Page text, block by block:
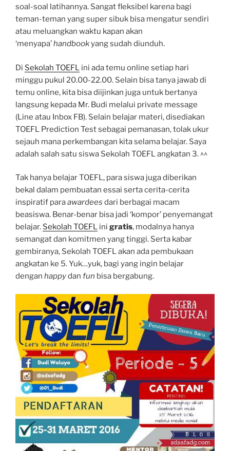
soal-soal latihannya. Sangat fleksibel karena bagi
teman-teman yang super sibuk bisa mengatur sendiri
atau meluangkan waktu kapan akan
‘menyapa’handbookyang sudah diunduh.
Di Sekolah TOEFL ini ada temu online setiap hari
minggu pukul 20.00-22.00. Selain bisa tanya jawab di
temu online, kita bisa diijinkan juga untuk bertanya
langsung kepada Mr. Budi melalui private message
(Line atau Inbox FB). Selain belajar materi, disediakan
TOEFL Prediction Test sebagai pemanasan, tolak ukur
sejauh mana perkembangan kita selama belajar. Saya
adalah salah satu siswa Sekolah TOEFL angkatan 3. ^^
Tak hanya belajar TOEFL, para siswa juga diberikan
bekal dalam pembuatan essai serta cerita-cerita
inspiratif paraawardees dari berbagai macam
beasiswa. Benar-benar bisa jadi ‘kompor’ penyemangat
belajar. Sekolah TOEFL ini gratis, modalnya hanya
semangat dan komitmen yang tinggi. Serta kabar
gembiranya, Sekolah TOEFL akan ada pembukaan
angkatan ke 5. Yuk…yuk, bagi yang ingin belajar
dengan happydan fun bisa bergabung.